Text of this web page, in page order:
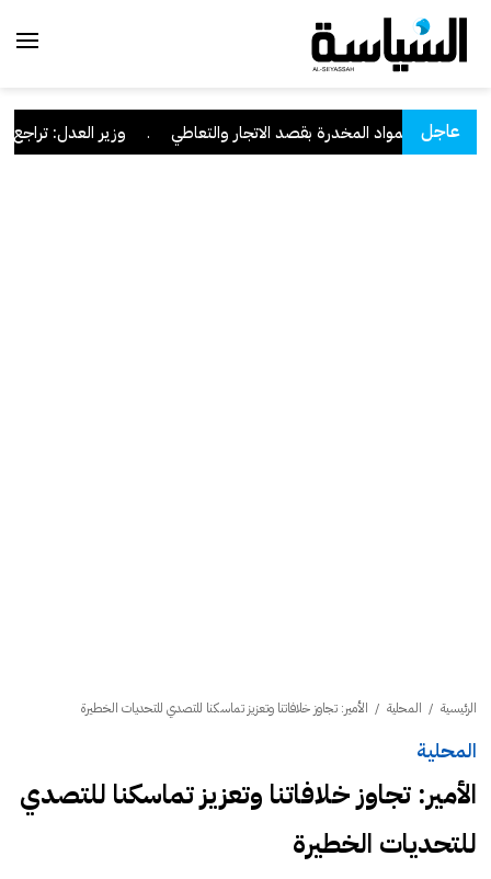
عاجل
المواد المخدرة بقصد الاتجار والتعاطي . وزير العدل: تراجع قضايا الاعتداء على
الرئيسية / المحلية / الأمير: تجاوز خلافاتنا وتعزيز تماسكنا للتصدي للتحديات الخطيرة
المحلية
الأمير: تجاوز خلافاتنا وتعزيز تماسكنا للتصدي
للتحديات الخطيرة